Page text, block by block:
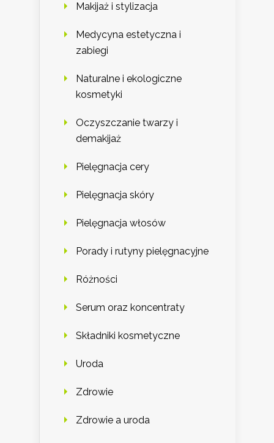
Makijaż i stylizacja
Medycyna estetyczna i
zabiegi
Naturalne i ekologiczne
kosmetyki
Oczyszczanie twarzy i
demakijaż
Pielęgnacja cery
Pielęgnacja skóry
Pielęgnacja włosów
Porady i rutyny pielęgnacyjne
Różności
Serum oraz koncentraty
Składniki kosmetyczne
Uroda
Zdrowie
Zdrowie a uroda